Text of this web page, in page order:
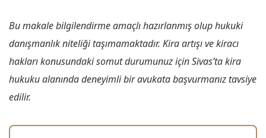
Bu makale bilgilendirme amaçlı hazırlanmış olup hukuki
danışmanlık niteliği taşımamaktadır. Kira artışı ve kiracı
hakları konusundaki somut durumunuz için Sivas’ta kira
hukuku alanında deneyimli bir avukata başvurmanız tavsiye
edilir.